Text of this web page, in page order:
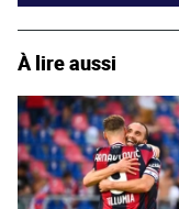
À lire aussi